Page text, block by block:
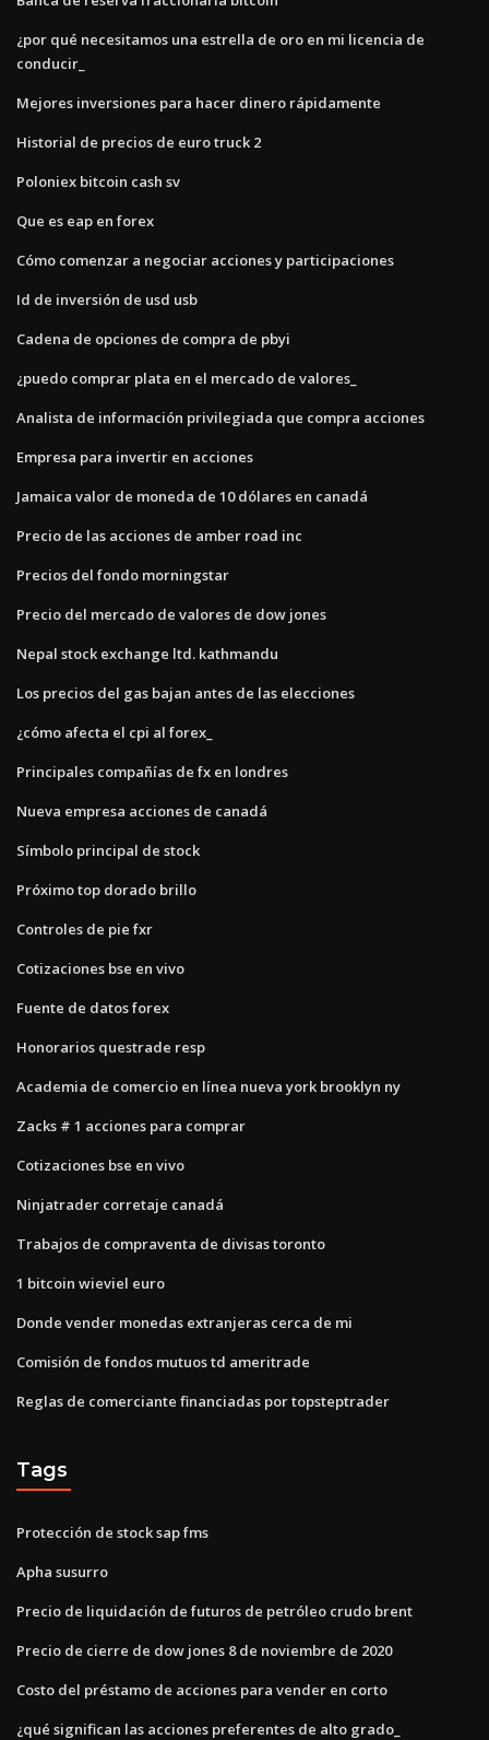
¿por qué necesitamos una estrella de oro en mi licencia de
conducir_
Mejores inversiones para hacer dinero rápidamente
Historial de precios de euro truck 2
Poloniex bitcoin cash sv
Que es eap en forex
Cómo comenzar a negociar acciones y participaciones
Id de inversión de usd usb
Cadena de opciones de compra de pbyi
¿puedo comprar plata en el mercado de valores_
Analista de información privilegiada que compra acciones
Empresa para invertir en acciones
Jamaica valor de moneda de 10 dólares en canadá
Precio de las acciones de amber road inc
Precios del fondo morningstar
Precio del mercado de valores de dow jones
Nepal stock exchange ltd. kathmandu
Los precios del gas bajan antes de las elecciones
¿cómo afecta el cpi al forex_
Principales compañías de fx en londres
Nueva empresa acciones de canadá
Símbolo principal de stock
Próximo top dorado brillo
Controles de pie fxr
Cotizaciones bse en vivo
Fuente de datos forex
Honorarios questrade resp
Academia de comercio en línea nueva york brooklyn ny
Zacks # 1 acciones para comprar
Cotizaciones bse en vivo
Ninjatrader corretaje canadá
Trabajos de compraventa de divisas toronto
1 bitcoin wieviel euro
Donde vender monedas extranjeras cerca de mi
Comisión de fondos mutuos td ameritrade
Reglas de comerciante financiadas por topsteptrader
Tags
Protección de stock sap fms
Apha susurro
Precio de liquidación de futuros de petróleo crudo brent
Precio de cierre de dow jones 8 de noviembre de 2020
Costo del préstamo de acciones para vender en corto
¿qué significan las acciones preferentes de alto grado_